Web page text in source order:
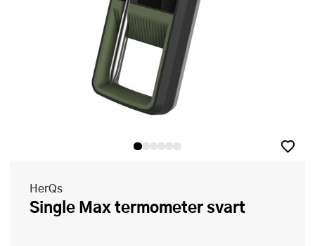
HerQs
Single Max termometer svart